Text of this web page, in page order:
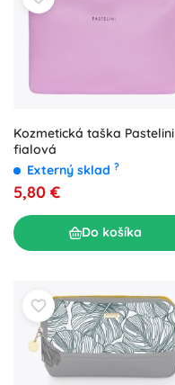
Kozmetická taška Pastelini
fialová
Externý sklad ?
5,80 €
Do košíka